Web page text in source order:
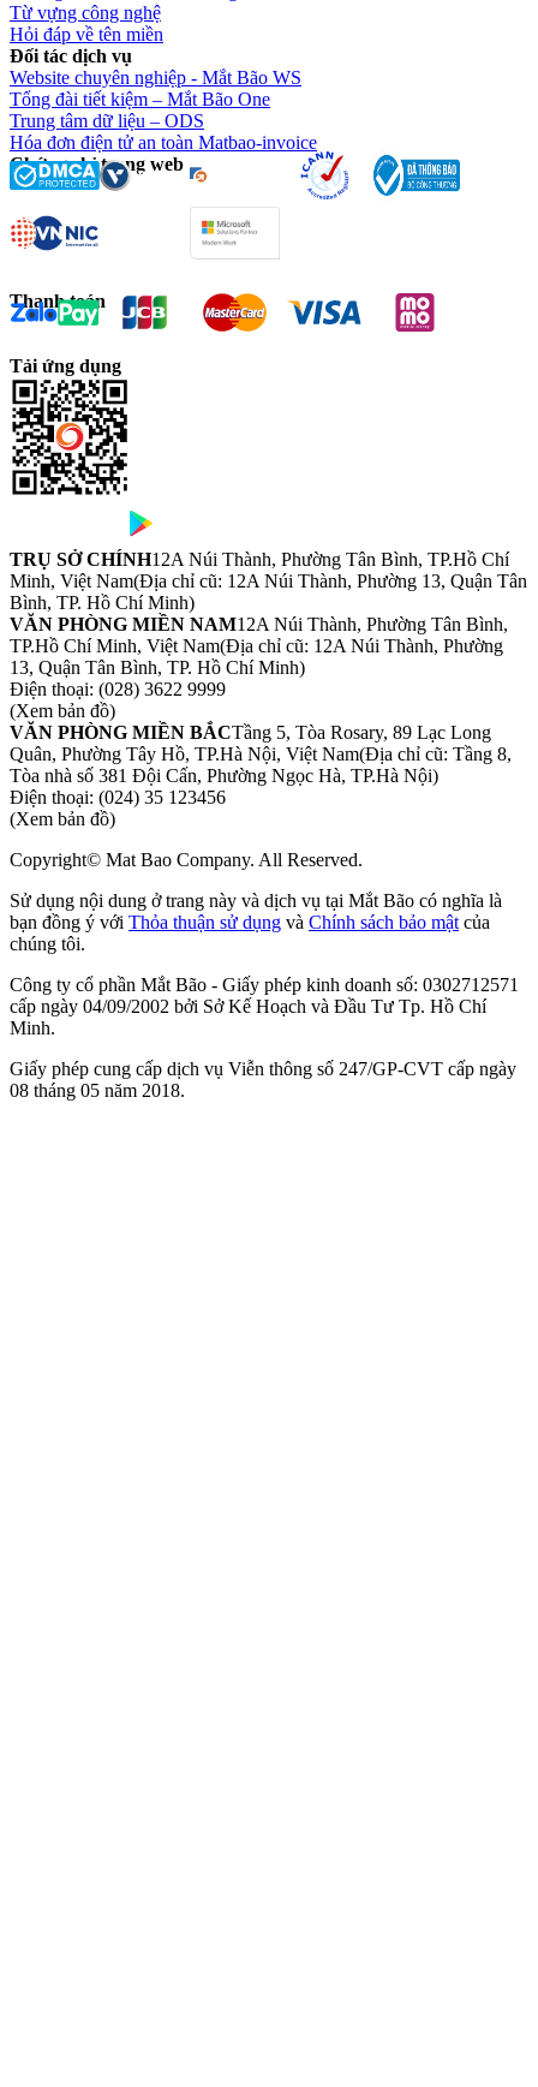
Từ vựng công nghệ
Hỏi đáp về tên miền
Đối tác dịch vụ
Website chuyên nghiệp - Mắt Bão WS
Tổng đài tiết kiệm – Mắt Bão One
Trung tâm dữ liệu – ODS
Hóa đơn điện tử an toàn Matbao-invoice
Chứng chỉ trang web
Thanh toán
Tải ứng dụng
TRỤ SỞ CHÍNH12A Núi Thành, Phường Tân Bình, TP.Hồ Chí
Minh, Việt Nam(Địa chỉ cũ: 12A Núi Thành, Phường 13, Quận Tân
Bình, TP. Hồ Chí Minh)
VĂN PHÒNG MIỀN NAM12A Núi Thành, Phường Tân Bình,
TP.Hồ Chí Minh, Việt Nam(Địa chỉ cũ: 12A Núi Thành, Phường
13, Quận Tân Bình, TP. Hồ Chí Minh)
Điện thoại: (028) 3622 9999
(Xem bản đồ)
VĂN PHÒNG MIỀN BẮCTầng 5, Tòa Rosary, 89 Lạc Long
Quân, Phường Tây Hồ, TP.Hà Nội, Việt Nam(Địa chỉ cũ: Tầng 8,
Tòa nhà số 381 Đội Cấn, Phường Ngọc Hà, TP.Hà Nội)
Điện thoại: (024) 35 123456
(Xem bản đồ)
Copyright© Mat Bao Company. All Reserved.
Sử dụng nội dung ở trang này và dịch vụ tại Mắt Bão có nghĩa là
bạn đồng ý với Thỏa thuận sử dụng và Chính sách bảo mật của
chúng tôi.
Công ty cổ phần Mắt Bão - Giấy phép kinh doanh số: 0302712571
cấp ngày 04/09/2002 bởi Sở Kế Hoạch và Đầu Tư Tp. Hồ Chí
Minh.
Giấy phép cung cấp dịch vụ Viễn thông số 247/GP-CVT cấp ngày
08 tháng 05 năm 2018.